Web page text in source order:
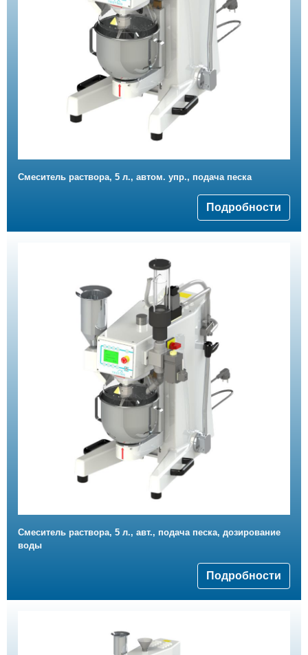
Смеситель раствора, 5 л., автом. упр., подача песка
Подробности
Смеситель раствора, 5 л., авт., подача песка, дозирование
воды
Подробности